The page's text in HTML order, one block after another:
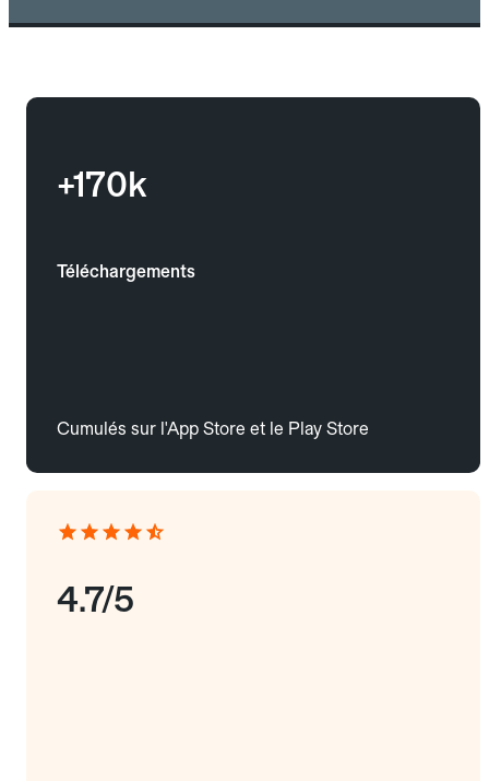
+170k
Téléchargements
Cumulés sur l'App Store et le Play Store
4.7/5